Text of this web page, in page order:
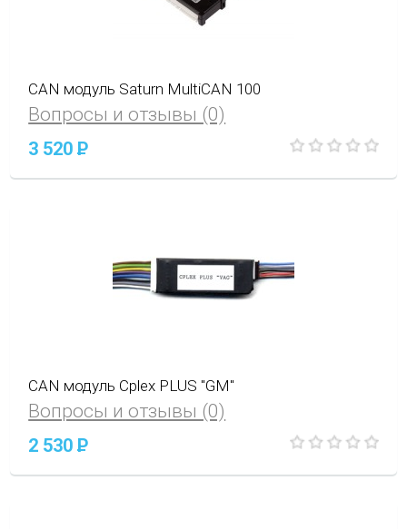
CAN модуль Saturn MultiCAN 100
Вопросы и отзывы (0)
3 520P
CAN модуль Cplex PLUS "GM"
Вопросы и отзывы (0)
2 530P